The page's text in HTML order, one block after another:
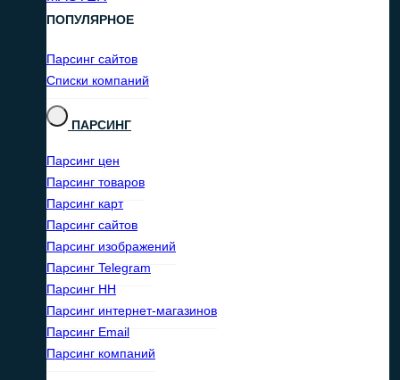
ПОПУЛЯРНОЕ
Парсинг сайтов
Списки компаний
ПАРСИНГ
Парсинг цен
Парсинг товаров
Парсинг карт
Парсинг сайтов
Парсинг изображений
Парсинг Telegram
Парсинг HH
Парсинг интернет-магазинов
Парсинг Email
Парсинг компаний